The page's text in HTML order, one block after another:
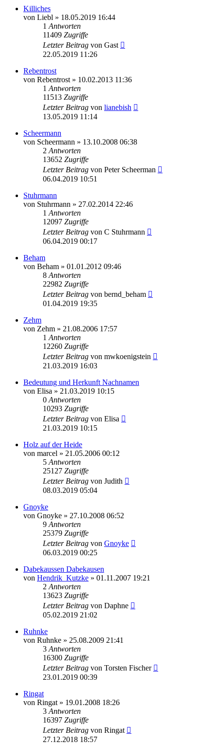
Killiches
von Liebl » 18.05.2019 16:44
1 Antworten
11409 Zugriffe
Letzter Beitrag von Gast
22.05.2019 11:26
Rebentrost
von Rebentrost » 10.02.2013 11:36
1 Antworten
11513 Zugriffe
Letzter Beitrag von lianebish
13.05.2019 11:14
Scheermann
von Scheermann » 13.10.2008 06:38
2 Antworten
13652 Zugriffe
Letzter Beitrag von Peter Scheerman
06.04.2019 10:51
Stuhrmann
von Stuhrmann » 27.02.2014 22:46
1 Antworten
12097 Zugriffe
Letzter Beitrag von C Stuhrmann
06.04.2019 00:17
Beham
von Beham » 01.01.2012 09:46
8 Antworten
22982 Zugriffe
Letzter Beitrag von bernd_beham
01.04.2019 19:35
Zehm
von Zehm » 21.08.2006 17:57
1 Antworten
12260 Zugriffe
Letzter Beitrag von mwkoenigstein
21.03.2019 16:03
Bedeutung und Herkunft Nachnamen
von Elisa » 21.03.2019 10:15
0 Antworten
10293 Zugriffe
Letzter Beitrag von Elisa
21.03.2019 10:15
Holz auf der Heide
von marcel » 21.05.2006 00:12
5 Antworten
25127 Zugriffe
Letzter Beitrag von Judith
08.03.2019 05:04
Gnoyke
von Gnoyke » 27.10.2008 06:52
9 Antworten
25379 Zugriffe
Letzter Beitrag von Gnoyke
06.03.2019 00:25
Dabekaussen Dabekausen
von Hendrik_Kutzke » 01.11.2007 19:21
2 Antworten
13623 Zugriffe
Letzter Beitrag von Daphne
05.02.2019 21:02
Ruhnke
von Ruhnke » 25.08.2009 21:41
3 Antworten
16300 Zugriffe
Letzter Beitrag von Torsten Fischer
23.01.2019 00:39
Ringat
von Ringat » 19.01.2008 18:26
3 Antworten
16397 Zugriffe
Letzter Beitrag von Ringat
27.12.2018 18:57